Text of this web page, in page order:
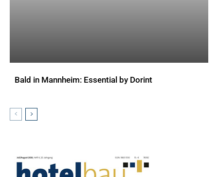
Bald in Mannheim: Essential by Dorint